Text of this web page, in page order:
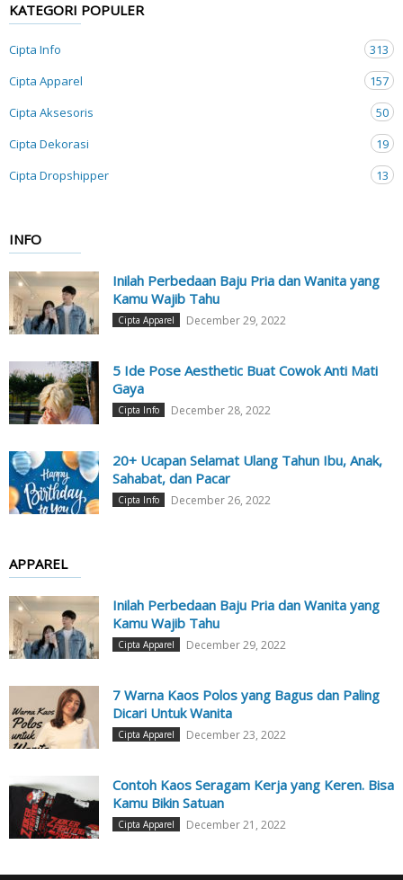
KATEGORI POPULER
Cipta Info
313
Cipta Apparel
157
Cipta Aksesoris
50
Cipta Dekorasi
19
Cipta Dropshipper
13
INFO
Inilah Perbedaan Baju Pria dan Wanita yang
Kamu Wajib Tahu
Cipta Apparel December 29, 2022
5 Ide Pose Aesthetic Buat Cowok Anti Mati
Gaya
Cipta Info December 28, 2022
20+ Ucapan Selamat Ulang Tahun Ibu, Anak,
Sahabat, dan Pacar
Cipta Info December 26, 2022
APPAREL
Inilah Perbedaan Baju Pria dan Wanita yang
Kamu Wajib Tahu
Cipta Apparel December 29, 2022
7 Warna Kaos Polos yang Bagus dan Paling
Dicari Untuk Wanita
Cipta Apparel December 23, 2022
Contoh Kaos Seragam Kerja yang Keren. Bisa
Kamu Bikin Satuan
Cipta Apparel December 21, 2022